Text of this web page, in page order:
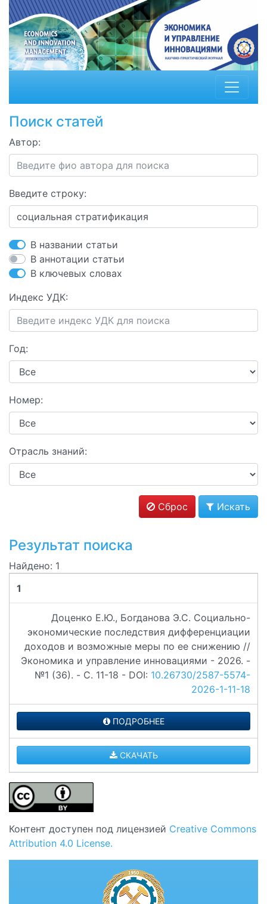
Поиск статей
Автор:
Введите строку:
В названии статьи
В аннотации статьи
В ключевых словах
Индекс УДК:
Год:
Номер:
Отрасль знаний:
Сброс Искать
Результат поиска
Найдено: 1
1
Доценко Е.Ю., Богданова Э.С. Социально-
экономические последствия дифференциации
доходов и возможные меры по ее снижению //
Экономика и управление инновациями - 2026. -
№1 (36). - C. 11-18 - DOI: 10.26730/2587-5574-
2026-1-11-18
ПОДРОБНЕЕ
СКАЧАТЬ
Контент доступен под лицензией Creative Commons
Attribution 4.0 License.